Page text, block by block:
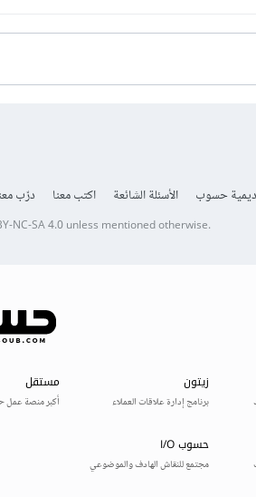
حسوب الأسئلة الشائعة اكتب معنا درّب
NC-SA 4.0unless mentioned otherwise.